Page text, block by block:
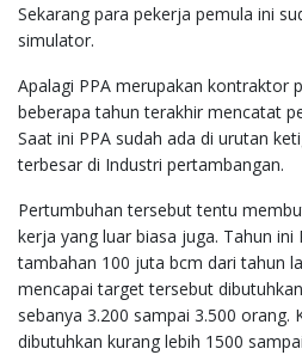
Sekarang para pekerja pemula ini
simulator.
Apalagi PPA merupakan kontraktor
beberapa tahun terakhir mencatat
Saat ini PPA sudah ada di urutan
terbesar di Industri pertambangan.
Pertumbuhan tersebut tentu
kerja yang luar biasa juga. Tahun ini
tambahan 100 juta bcm dari tahun
mencapai target tersebut
sebanya 3.200 sampai 3.500 orang.
dibutuhkan kurang lebih 1500